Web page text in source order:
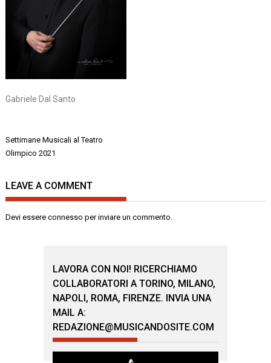
Gabriele Dal Santo
Navigazione
articoli
Settimane Musicali al Teatro
Olimpico 2021
LEAVE A COMMENT
Devi essereconnesso per inviare un commento.
LAVORA CON NOI! RICERCHIAMO
COLLABORATORI A TORINO, MILANO,
NAPOLI, ROMA, FIRENZE. INVIA UNA
MAIL A:
REDAZIONE@MUSICANDOSITE.COM